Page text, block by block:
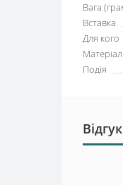
Вага
Вставка
Для кого
Матеріал
Подія